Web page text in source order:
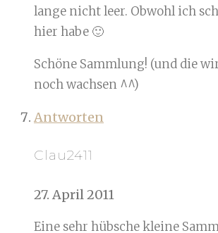
lange nicht leer. Obwohl ich
hier habe 🙂
Schöne Sammlung! (und die
noch wachsen ^^)
Antworten
Clau2411
27. April 2011
Eine sehr hübsche kleine